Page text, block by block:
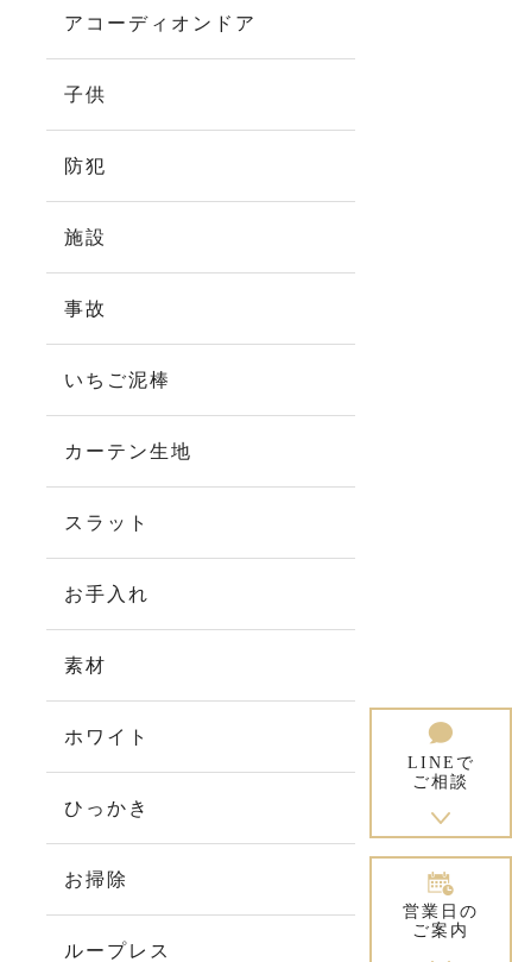
LINEで
ご相談
営業日の
ご案内
アコーディオンドア
子供
防犯
施設
事故
いちご泥棒
カーテン生地
スラット
お手入れ
素材
ホワイト
ひっかき
お掃除
ループレス